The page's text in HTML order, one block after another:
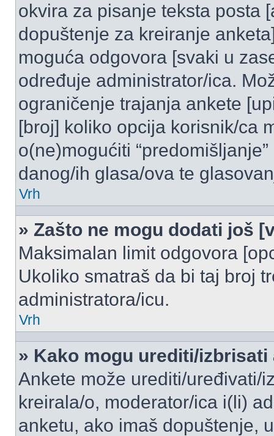
okvira za pisanje teksta posta
dopuštenje za kreiranje
moguća odgovora [svaki u
određuje administrator/ica.
ograničenje trajanja ankete
[broj] koliko opcija korisnik/ca
o(ne)mogućiti
danog/ih glasa/ova te
Vrh
» Zašto ne mogu dodati još
Maksimalan limit odgovora
Ukoliko smatraš da bi taj broj
administratora/icu.
Vrh
» Kako mogu urediti/izbrisati
Ankete može urediti/uređivati/
kreirala/o, moderator/ica i(li)
anketu, ako imaš dopuštenje,